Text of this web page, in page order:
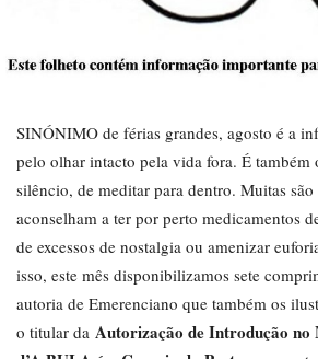
SINÓNIMO de férias grandes, agosto é a
pelo olhar intacto pela vida fora. É também
silêncio, de meditar para dentro. Muitas são
aconselham a ter por perto medicamentos
de excessos de nostalgia ou amenizar
isso, este mês disponibilizamos sete
autoria de Emerenciano que também os
o titular da Autorização de Introdução no